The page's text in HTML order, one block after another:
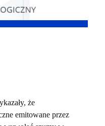
że
emitowane przez